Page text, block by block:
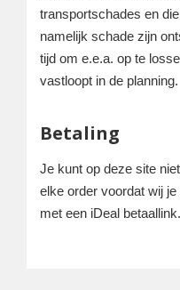
transportschades en
namelijk schade zijn
tijd om e.e.a. op te
vastloopt in de planning.
Betaling
Je kunt op deze site
elke order voordat wij
met een iDeal betaallink.